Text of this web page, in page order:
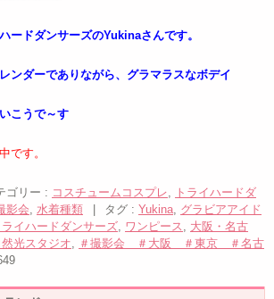
ードダンサーズのYukinaさんです。
ンダーでありながら、グラマラスなボデイ
こうで～す
です。
ゴリー : コスチュームコスプレ,
トライハードダ
影会, 水着種類 タグ : Yukina, グラビアアイド
ライハードダンサーズ, ワンピース , 大阪・名古
然光スタジオ, ＃撮影会 ＃大阪 ＃東京 ＃名古